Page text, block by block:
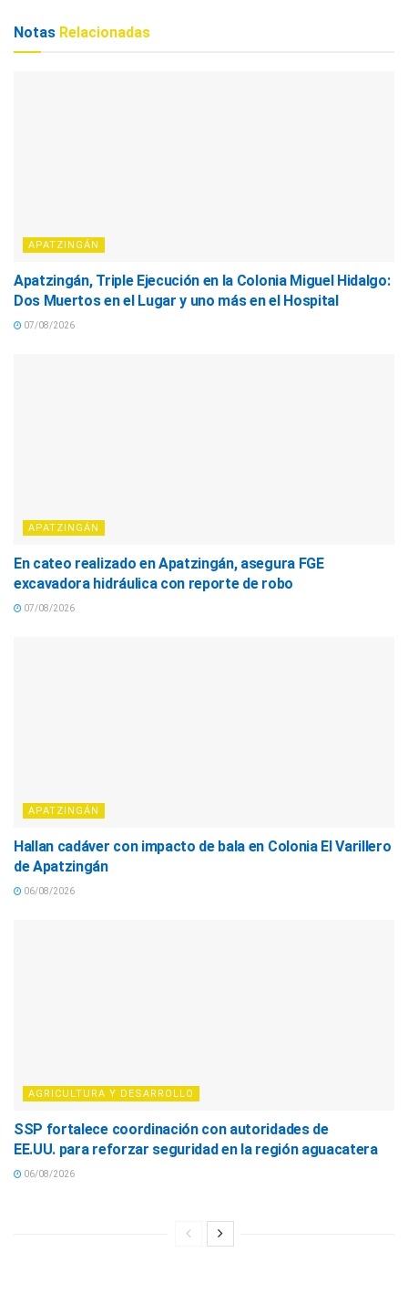
Notas Relacionadas
APATZINGÁN
Apatzingán, Triple Ejecución en la Colonia Miguel Hidalgo:
Dos Muertos en el Lugar y uno más en el Hospital
07/08/2026
APATZINGÁN
En cateo realizado en Apatzingán, asegura FGE
excavadora hidráulica con reporte de robo
07/08/2026
APATZINGÁN
Hallan cadáver con impacto de bala en Colonia El Varillero
de Apatzingán
06/08/2026
AGRICULTURA Y DESARROLLO
SSP fortalece coordinación con autoridades de
EE.UU. para reforzar seguridad en la región aguacatera
06/08/2026